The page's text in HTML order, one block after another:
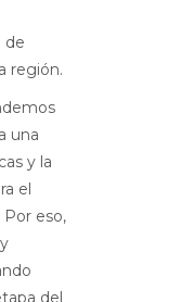
de
región.
una
y la
el
eso,
del